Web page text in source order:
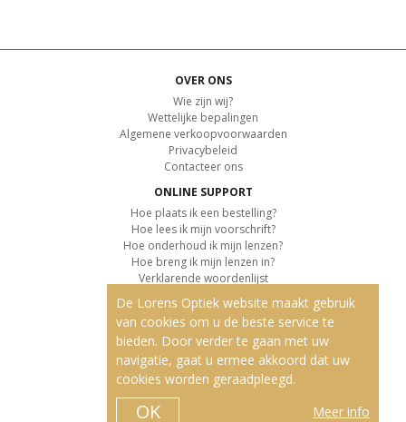
OVER ONS
Wie zijn wij?
Wettelijke bepalingen
Algemene verkoopvoorwaarden
Privacybeleid
Contacteer ons
ONLINE SUPPORT
Hoe plaats ik een bestelling?
Hoe lees ik mijn voorschrift?
Hoe onderhoud ik mijn lenzen?
Hoe breng ik mijn lenzen in?
Verklarende woordenlijst
KLANTENSERVICE
Informatie over de levering
Informatie over de betaling
Retourvoorwaarden
ONZE PRODUCTEN
Contactlenzen
De Lorens Optiek website maakt gebruik
van cookies om u de beste service te
bieden. Door verder te gaan met uw
navigatie, gaat u ermee akkoord dat uw
cookies worden geraadpleegd.
Meer info
OK